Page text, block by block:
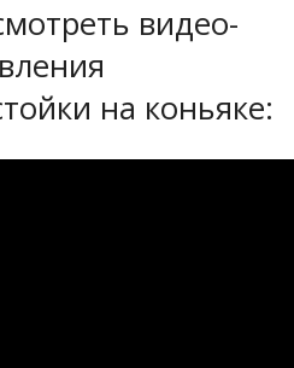
видео-
на коньяке: